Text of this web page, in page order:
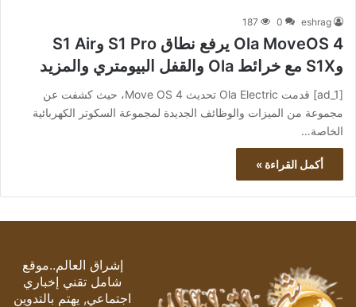
eshrag
0
187
Ola MoveOS 4 يرفع نطاق S1 Pro وS1 Air
وS1X مع خرائط Ola والقفل البيومتري والمزيد
[ad_1] قدمت Ola Electric تحديث Move OS 4، حيث كشفت عن
مجموعة من الميزات والوظائف الجديدة لمجموعة السكوتر الكهربائية
الخاصة…
أكمل القراءة »
إشراق العالم..موقع
شامل تقني إخباري
اجتماعي, يهتم بالتدوين